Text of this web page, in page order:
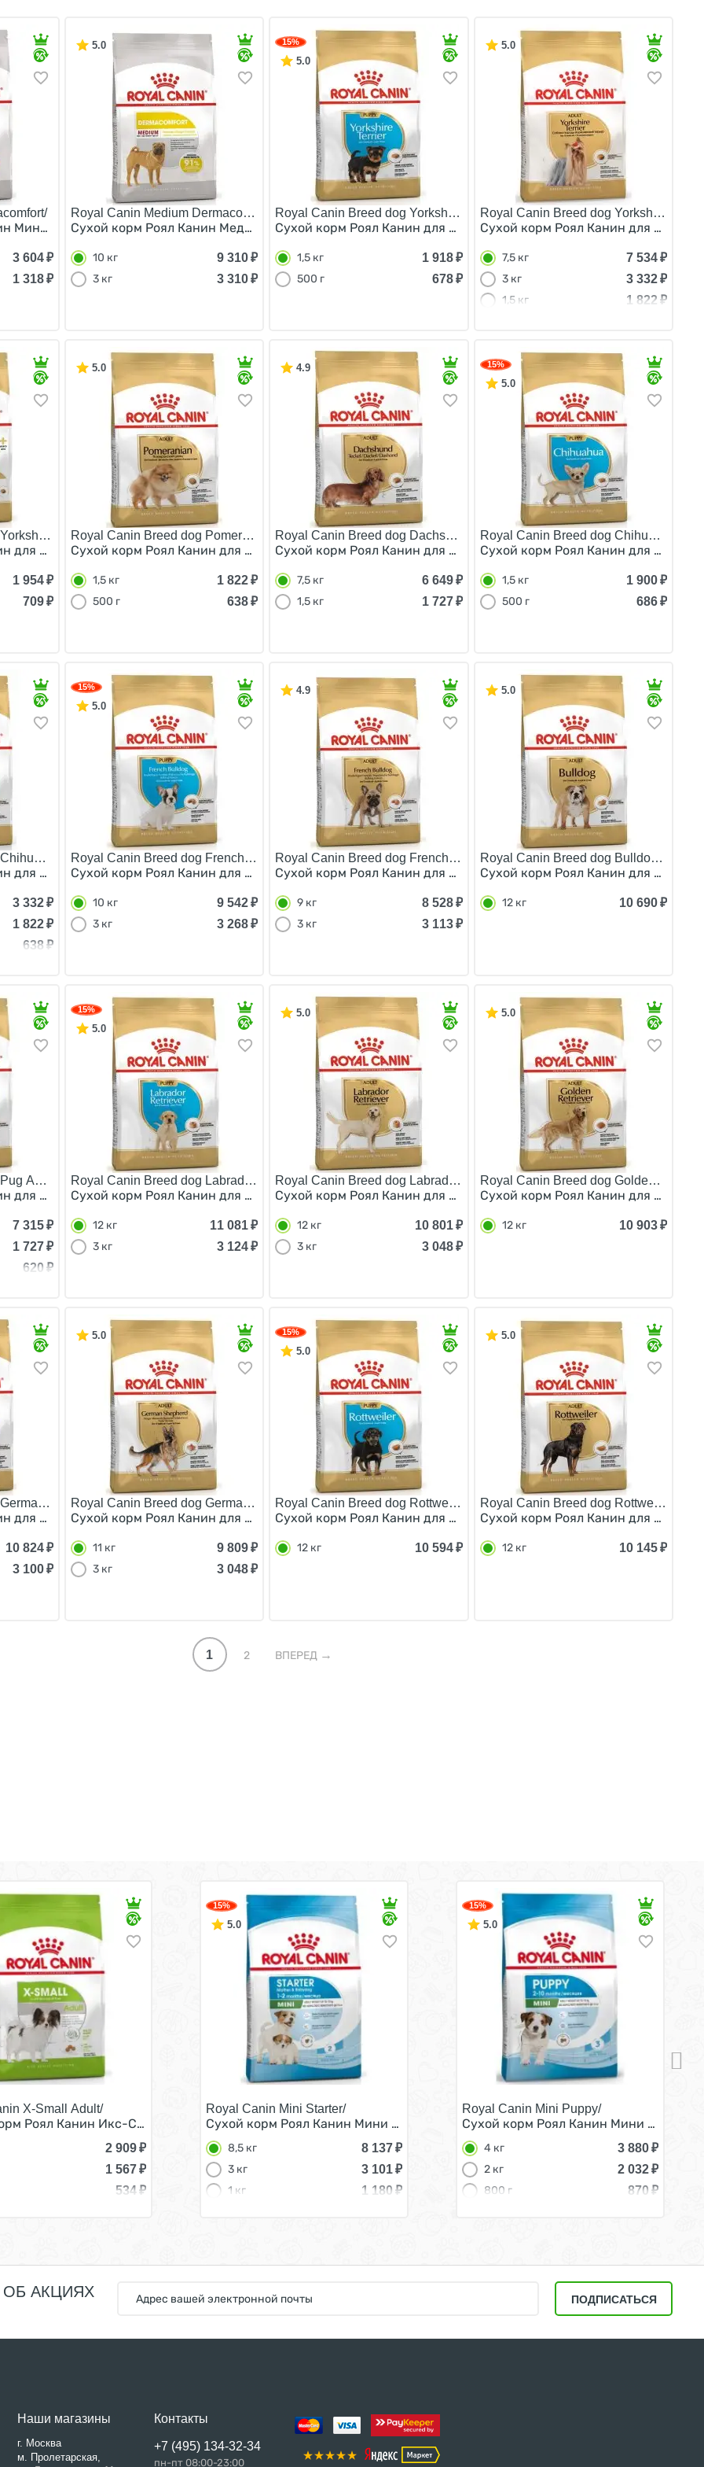
Мини Дермакомфорт для собак Мелких пород с Кожным раздражением и зудом 3 кг
3 604 ₽
1 318 ₽
5.0
Royal Canin Medium Dermacomfort/
Сухой корм Роял Канин Медиум Дермакомфорт для собак Средних пород с Кожным раздражением и
10 кг 9 310₽
3 кг
3 310₽
15%
5.0
Royal Canin Breed dog Yorkshire Terrier Puppy/
Сухой корм Роял Канин для Щенков породы Йоркширский Терьер в
1,5 кг 1 918 ₽
500 г
678 ₽
5.0
Royal Canin Breed dog Yorkshire
Сухой корм Роял Канин для
7,5 кг 7 534₽
3 кг
3 332₽
1,5 кг
1 822 ₽
Terrier 8+/
для Пожилых собак породы Йоркширский Терьер старше 8 лет 1,5 кг
1 954 ₽
709 ₽
5.0
Royal Canin Breed dog Pomeranian Adult/
Сухой корм Роял Канин для взрослых собак породы Померанский Шпиц от 8 месяцев и старше 1,5 кг
1,5 кг 1 822₽
500 г
638₽
4.9
Royal Canin Breed dog Dachshund Adult/
Сухой корм Роял Канин для взрослых собак породы Такса старше 10
7,5 кг 6 649 ₽
1,5 кг
1 727 ₽
15%
5.0
Royal Canin Breed dog Chihuahua
Сухой корм Роял Канин для Щенков
1,5 кг 1 900₽
500 г
686₽
Adult/
для взрослых собак породы Чихуахуа старше 8 месяцев 3 кг
3 332 ₽
1 822 ₽
638 ₽
15%
5.0
Royal Canin Breed dog French Bulldog Puppy/
Сухой корм Роял Канин для Щенков породы Французский Бульдог в возрасте до 1 года 10 кг
10 кг 9 542₽
3 кг
3 268₽
4.9
Royal Canin Breed dog French Bulldog Adult/
Сухой корм Роял Канин для взрослых собак породы Французский
9 кг 8 528 ₽
3 кг
3 113 ₽
5.0
Royal Canin Breed dog Bulldog Adult/
Сухой корм Роял Канин для
12 кг 10 690₽
Adult/
для взрослых собак породы Мопс старше 10 месяцев 7,5 кг
7 315 ₽
1 727 ₽
620 ₽
15%
5.0
Royal Canin Breed dog Labrador Retriever Puppy/
Сухой корм Роял Канин для Щенков породы Лабрадор в возрасте до 15 месяцев 12 кг
12 кг 11 081₽
3 кг
3 124₽
5.0
Royal Canin Breed dog Labrador Retriever Adult/
Сухой корм Роял Канин для взрослых собак породы Лабрадор
12 кг 10 801 ₽
3 кг
3 048 ₽
5.0
Royal Canin Breed dog Golden
Сухой корм Роял Канин для
12 кг 10 903₽
Shepherd Puppy/
для Щенков породы Немецкая Овчарка в возрасте до 15 месяцев 12 кг
10 824 ₽
3 100 ₽
5.0
Royal Canin Breed dog German Shepherd Adult/
Сухой корм Роял Канин для взрослых собак породы Немецкая Овчарка старше 15 месяцев 11 кг
11 кг 9 809₽
3 кг
3 048₽
15%
5.0
Royal Canin Breed dog Rottweiler Puppy/
Сухой корм Роял Канин для Щенков породы Ротвейлер в возрасте до
12 кг 10 594 ₽
5.0
Royal Canin Breed dog Rottweiler
Сухой корм Роял Канин для
12 кг 10 145₽
1 2 ВПЕРЕД
мелких пород 3 кг
X-Small Adult/
Роял Канин Икс-Смолл Эдалт для Взрослых собак мелких пород 3 кг
2 909₽
1 567₽
534₽
15%
5.0
Royal Canin Mini Starter/
Сухой корм Роял Канин Мини Стартер для Щенков Мелких пород в возрасте до
8,5 кг 8 137₽
3 кг
3 101₽
1 кг
1 180 ₽
15%
5.0
Royal Canin Mini Puppy/
Сухой корм Роял Канин Мини Паппи
4 кг 3 880₽
2 кг
2 032₽
800 г
870 ₽
АКЦИЯХ
ПОДПИСАТЬСЯ
Наши магазины
г. Москва
м. Пролетарская,
Контакты
+7 (495) 134-32-34
пн-пт 08:00-23:00